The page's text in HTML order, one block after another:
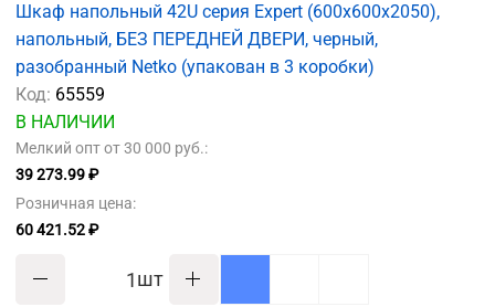
Шкаф напольный 42U серия Expert (600х600х2050),
напольный, БЕЗ ПЕРЕДНЕЙ ДВЕРИ, черный,
разобранный Netko (упакован в 3 коробки)
Код: 65559
В НАЛИЧИИ
Мелкий опт от 30 000 руб.:
39 273.99 ₽
Розничная цена:
60 421.52 ₽
шт